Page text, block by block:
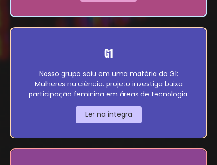
G1
Nosso grupo saiu em uma matéria do G1:
Mulheres na ciência: projeto investiga baixa
participação feminina em áreas de tecnologia.
Ler na íntegra